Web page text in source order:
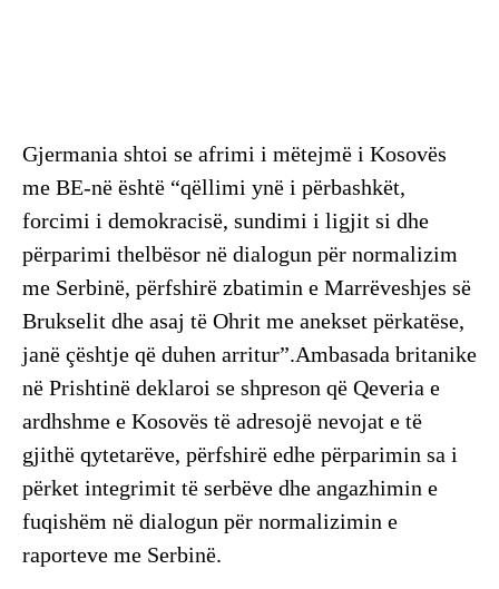
Gjermania shtoi se afrimi i mëtejmë i Kosovës
me BE-në është “qëllimi ynë i përbashkët,
forcimi i demokracisë, sundimi i ligjit si dhe
përparimi thelbësor në dialogun për normalizim
me Serbinë, përfshirë zbatimin e Marrëveshjes së
Brukselit dhe asaj të Ohrit me anekset përkatëse,
janë çështje që duhen arritur”.Ambasada britanike
në Prishtinë deklaroi se shpreson që Qeveria e
ardhshme e Kosovës të adresojë nevojat e të
gjithë qytetarëve, përfshirë edhe përparimin sa i
përket integrimit të serbëve dhe angazhimin e
fuqishëm në dialogun për normalizimin e
raporteve me Serbinë.